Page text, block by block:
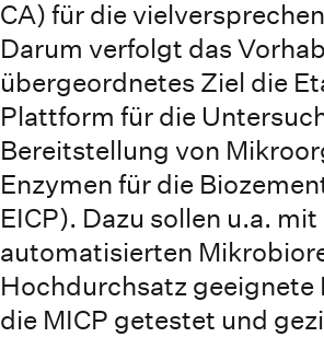
CA) für die
Darum verfolgt das
übergeordnetes Ziel die
Plattform für die
Bereitstellung von
Enzymen für die
EICP). Dazu sollen u.a. mit
automatisierten
Hochdurchsatz
die MICP getestet und